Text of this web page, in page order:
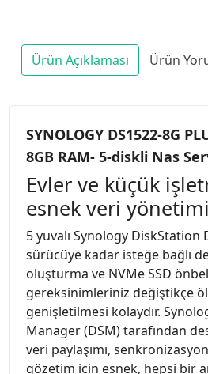
Ürün Açıklaması Ürün
SYNOLOGY DS1522-8G
8GB RAM- 5-diskli Nas
Evler ve küçük
esnek veri yönetimi
5 yuvalı Synology DiskStation
sürücüye kadar isteğe bağlı
oluşturma ve NVMe SSD
gereksinimleriniz değiştikçe
genişletilmesi kolaydır.
Manager (DSM) tarafından
veri paylaşımı,
gözetim için esnek, hepsi bir